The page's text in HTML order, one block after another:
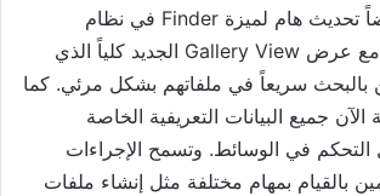
والعلامات. يأتي أيضاً تحديث هام لميزة Finder في نظام
macOS Mojave مع عرض Gallery View الجديد كلياً الذي
بالبحث سريعاً في ملفاتهم بشكل مرئي. كما
جميع البيانات التعريفية الخاصة
التحكم في الوسائط. وتسمح الإجراءات
بالقيام بمهام مختلفة مثل إنشاء ملفات